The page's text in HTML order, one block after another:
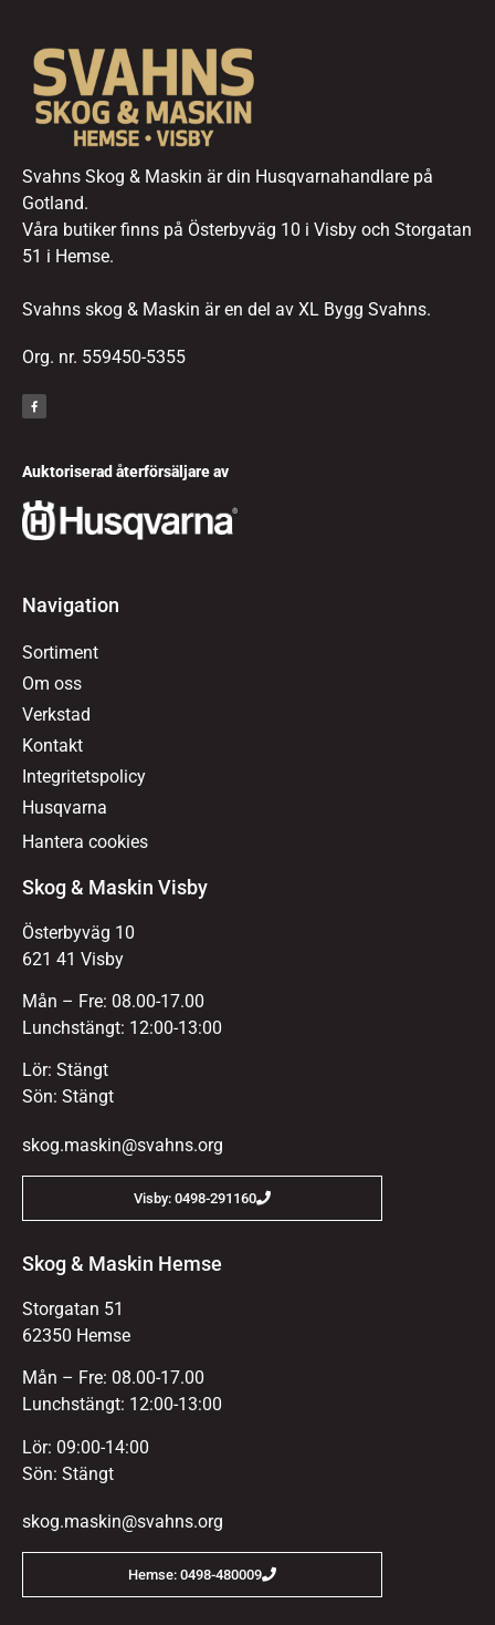
Svahns Skog & Maskin är din Husqvarnahandlare på
Gotland.
Våra butiker finns på Österbyväg 10 i Visby och Storgatan
51 i Hemse.
Svahns skog & Maskin är en del av XL Bygg Svahns.
Org. nr. 559450-5355
Auktoriserad återförsäljare av
Navigation
Sortiment
Om oss
Verkstad
Kontakt
Integritetspolicy
Husqvarna
Hantera cookies
Skog & Maskin Visby
Österbyväg 10
621 41 Visby
Mån – Fre: 08.00-17.00
Lunchstängt: 12:00-13:00
Lör: Stängt
Sön: Stängt
skog.maskin@svahns.org
Visby: 0498-291160
Skog & Maskin Hemse
Storgatan 51
62350 Hemse
Mån – Fre: 08.00-17.00
Lunchstängt: 12:00-13:00
Lör: 09:00-14:00
Sön: Stängt
skog.maskin@svahns.org
Hemse: 0498-480009